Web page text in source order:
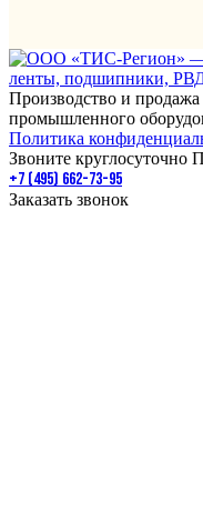
Производство и
промышленного
Политика
Звоните круглосуточно
+7 (495) 662-73-95
Заказать звонок